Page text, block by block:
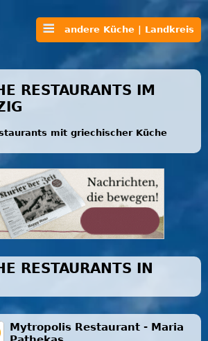
andere Küche | Landkreis
RESTAURANTS IM
mit griechischer Küche
RESTAURANTS IN
Mytropolis Restaurant - Maria